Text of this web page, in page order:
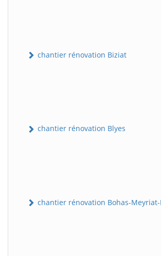
chantier rénovation Biziat
chantier rénovation Blyes
chantier rénovation Bohas-